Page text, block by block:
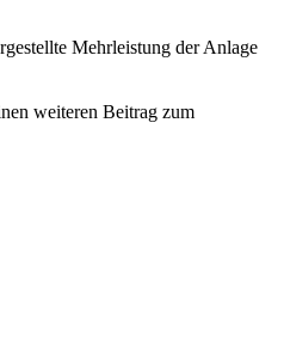
Mehrleistung der Anlage
weiteren Beitrag zum